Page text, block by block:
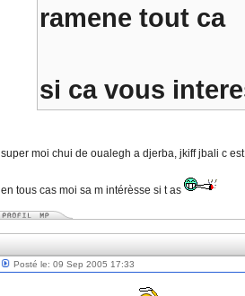
ramene tout ca
si ca vous
super moi chui de oualegh a djerba, jkiff jbali c
en tous cas moi sa m intérèsse si t as
Posté le: 09 Sep 2005 17:33